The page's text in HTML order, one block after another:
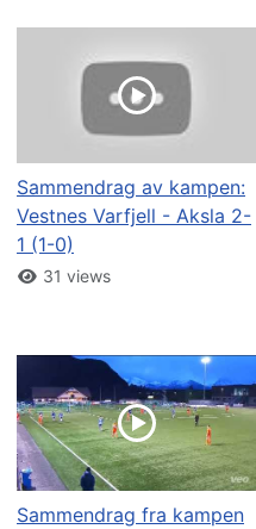
Sammendrag av kampen:
Vestnes Varfjell - Aksla 2-
1 (1-0)
31 views
Sammendrag fra kampen